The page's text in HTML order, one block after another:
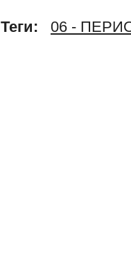
Теги: 06 -